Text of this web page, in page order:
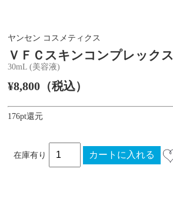
ヤンセン コスメティクス
ＶＦＣスキンコンプレックス
30mL (美容液)
¥8,800（税込）
176pt還元
在庫有り